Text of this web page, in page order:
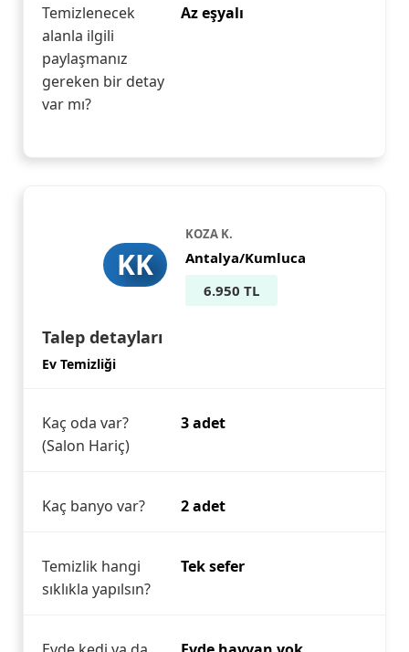
Temizlenecek
alanla ilgili
paylaşmanız
gereken bir detay
var mı?
Az eşyalı
KK
KOZA K.
Antalya/Kumluca
6.950 TL
Talep detayları
Ev Temizliği
Kaç oda var?
(Salon Hariç)
3 adet
Kaç banyo var? 2 adet
Temizlik hangi
sıklıkla yapılsın?
Tek sefer